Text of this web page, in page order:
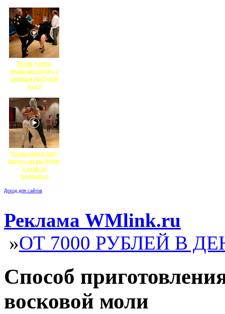
Ролик длится
несколько секунд, а
смеяться вы будете
долго
Ролик длится пару
секунд, но вы будете
в шоке от
увиденного
Доход для сайтов
Реклама WMlink.ru
»ОТ 7000 РУБЛЕЙ В
Способ
восковой моли